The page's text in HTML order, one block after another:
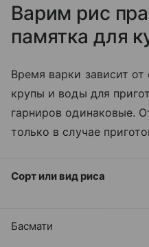
Варим рис
памятка для
Время варки зависит
крупы и воды для
гарниров одинаковые.
только в случае
Сорт или вид риса
Басмати